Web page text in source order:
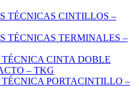
TÉCNICAS CINTILLOS –
TÉCNICAS TERMINALES –
CINTA DOBLE
– TKG
PORTACINTILLO –